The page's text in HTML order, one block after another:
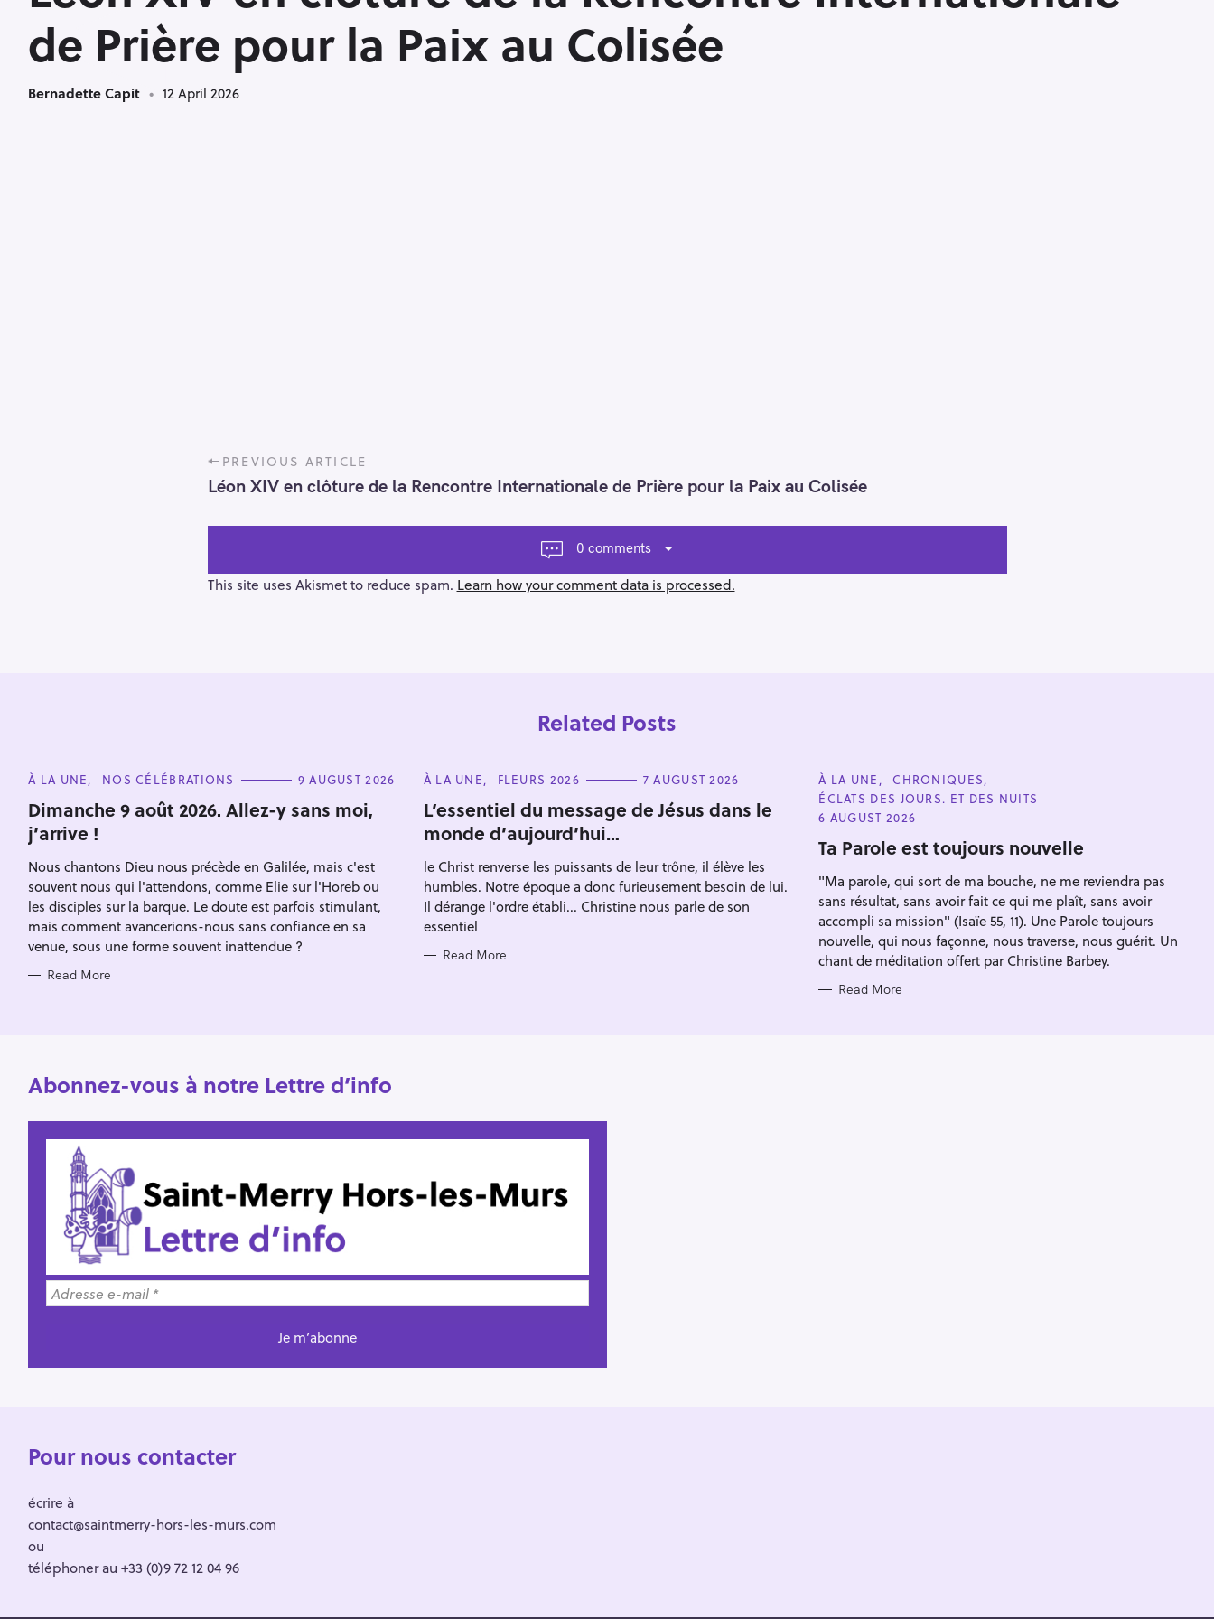
de Prière pour la Paix au Colisée
Bernadette Capit 12 April 2026
P
o
s
t
v
PREVIOUS ARTICLE
Léon XIV en clôture de la Rencontre Internationale de Prière pour la Paix au Colisée
0 comments
This site uses Akismet to reduce spam. Learn how your comment data is processed.
Related Posts
C
T
E
G
O
I
S
À LA UNE NOS CÉLÉBRATIONS 9 AUGUST 2026
Dimanche 9 août 2026. Allez-y sans moi,
j’arrive !
Nous chantons Dieu nous précède en Galilée, mais c'est
souvent nous qui l'attendons, comme Elie sur l'Horeb ou
les disciples sur la barque. Le doute est parfois stimulant,
mais comment avancerions-nous sans confiance en sa
venue, sous une forme souvent inattendue ?
Read More
C
T
E
G
O
I
E
S
À LA UNE FLEURS 2026 7 AUGUST 2026
L’essentiel du message de Jésus dans le
monde d’aujourd’hui…
le Christ renverse les puissants de leur trône, il élève les
humbles. Notre époque a donc furieusement besoin de lui.
Il dérange l'ordre établi... Christine nous parle de son
essentiel
Read More
C
A
T
E
O
R
E
S
À LA UNE
CHRONIQUES
ÉCLATS DES JOURS. ET DES NUITS
6 AUGUST 2026
Ta Parole est toujours nouvelle
"Ma parole, qui sort de ma bouche, ne me reviendra pas
sans résultat, sans avoir fait ce qui me plaît, sans avoir
accompli sa mission" (Isaïe 55, 11). Une Parole toujours
nouvelle, qui nous façonne, nous traverse, nous guérit. Un
chant de méditation offert par Christine Barbey.
Read More
Abonnez-vous à notre Lettre d’info
Pour nous contacter
écrire à
contact@saintmerry-hors-les-murs.com
ou
téléphoner au +33 (0)9 72 12 04 96
r
c
o
r
:
Press Esc to cancel.